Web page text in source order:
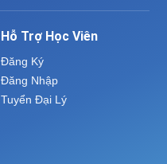
Hỗ Trợ Học Viên
Đăng Ký
Đăng Nhập
Tuyển Đại Lý